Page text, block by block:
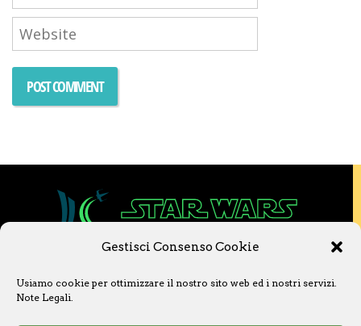
Gestisci Consenso Cookie
Usiamo cookie per ottimizzare il nostro sito web ed i nostri servizi.
Note Legali.
Questo sito non è collegato a Lucasfilm LTD o
a The Walt Disney Company o ad altre